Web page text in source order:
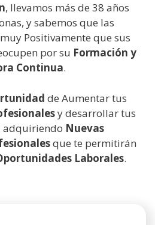
, llevamos más de 38 años
y sabemos que las
Positivamente que sus
por su Formación y
Continua.
de Aumentar tus
y desarrollar tus
adquiriendo Nuevas
que te permitirán
Laborales.